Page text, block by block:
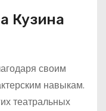
Кузина
своим
навыкам.
театральных